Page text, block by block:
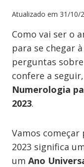
Atualizado em 31/10/
Como vai ser o
para se chegar
perguntas
confere a
Numerologia
2023.
Vamos
2023 significa
um Ano